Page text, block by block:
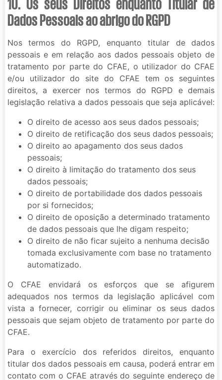
10. Os seus Direitos enquanto Titular de
Dados Pessoais ao abrigo do RGPD
Nos termos do RGPD, enquanto titular de dados
pessoais e em relação aos dados pessoais objeto de
tratamento por parte do CFAE, o utilizador do CFAE
e/ou utilizador do site do CFAE tem os seguintes
direitos, a exercer nos termos do RGPD e demais
legislação relativa a dados pessoais que seja aplicável:
O direito de acesso aos seus dados pessoais;
O direito de retificação dos seus dados pessoais;
O direito ao apagamento dos seus dados
pessoais;
O direito à limitação do tratamento dos seus
dados pessoais;
O direito de portabilidade dos dados pessoais
por si fornecidos;
O direito de oposição a determinado tratamento
de dados pessoais que lhe digam respeito;
O direito de não ficar sujeito a nenhuma decisão
tomada exclusivamente com base no tratamento
automatizado.
O CFAE envidará os esforços que se afigurem
adequados nos termos da legislação aplicável com
vista a fornecer, corrigir ou eliminar os seus dados
pessoais que sejam objeto de tratamento por parte do
CFAE.
Para o exercício dos referidos direitos, enquanto
titular dos dados pessoais em causa, poderá entrar em
contato com o CFAE através do seguinte endereço de